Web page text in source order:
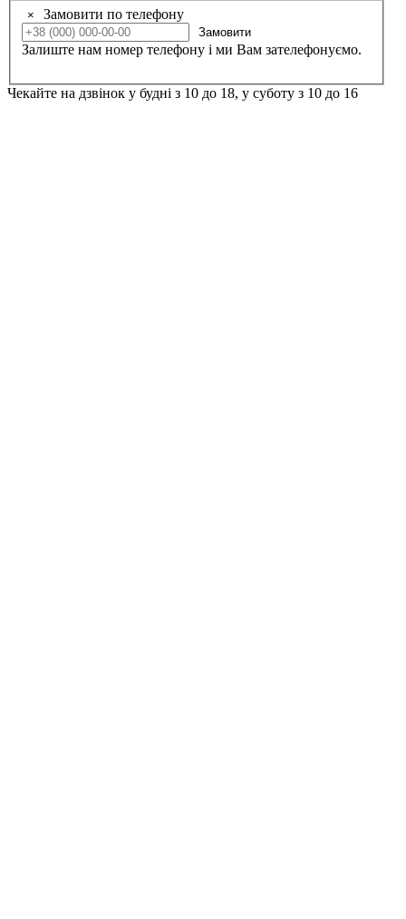
× Замовити по телефону
Замовити
Залиште нам номер телефону і ми Вам зателефонуємо.
Чекайте на дзвінок у будні з 10 до 18, у суботу з 10 до 16